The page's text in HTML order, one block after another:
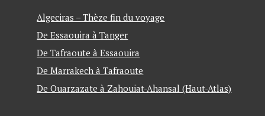
Algeciras – Thèze fin du voyage
De Essaouira à Tanger
De Tafraoute à Essaouira
De Marrakech à Tafraoute
De Ouarzazate à Zahouiat-Ahansal (Haut-Atlas)